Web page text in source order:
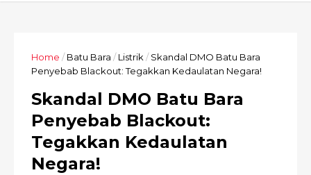
Home / Batu Bara / Listrik/ Skandal DMO Batu Bara
Penyebab Blackout: Tegakkan Kedaulatan Negara!
Skandal DMO Batu Bara
Penyebab Blackout:
Tegakkan Kedaulatan
Negara!